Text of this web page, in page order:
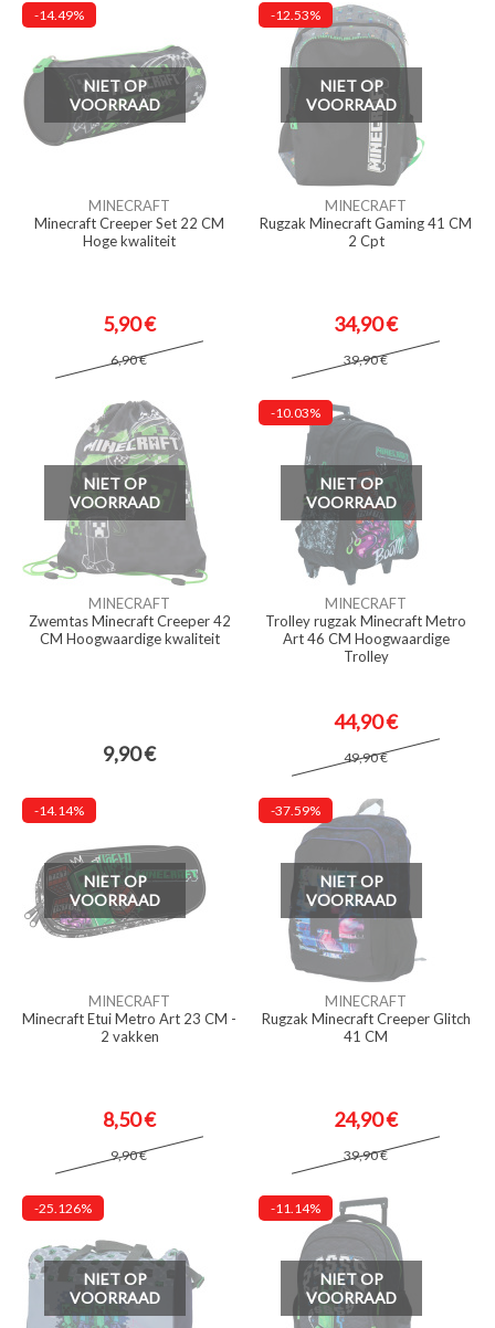
-14.49%
NIET OP
VOORRAAD
MINECRAFT
Minecraft Creeper Set 22 CM
Hoge kwaliteit
5,90 €
6,90 €
-12.53%
NIET OP
VOORRAAD
MINECRAFT
Rugzak Minecraft Gaming 41 CM
2 Cpt
34,90 €
39,90 €
NIET OP
VOORRAAD
MINECRAFT
Zwemtas Minecraft Creeper 42
CM Hoogwaardige kwaliteit
9,90 €
-10.03%
NIET OP
VOORRAAD
MINECRAFT
Trolley rugzak Minecraft Metro
Art 46 CM Hoogwaardige
Trolley
44,90 €
49,90 €
-14.14%
NIET OP
VOORRAAD
MINECRAFT
Minecraft Etui Metro Art 23 CM -
2 vakken
8,50 €
9,90 €
-37.59%
NIET OP
VOORRAAD
MINECRAFT
Rugzak Minecraft Creeper Glitch
41 CM
24,90 €
39,90 €
-25.126%
NIET OP
VOORRAAD
-11.14%
NIET OP
VOORRAAD